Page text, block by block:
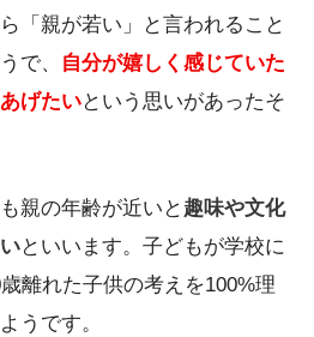
「親が若い」と言われること
で、
自分が嬉しく感じていた
げたいという思いがあったそ
親の年齢が近いと 趣味や文化
といいます。子どもが学校に
離れた子供の考えを100%理
うです。